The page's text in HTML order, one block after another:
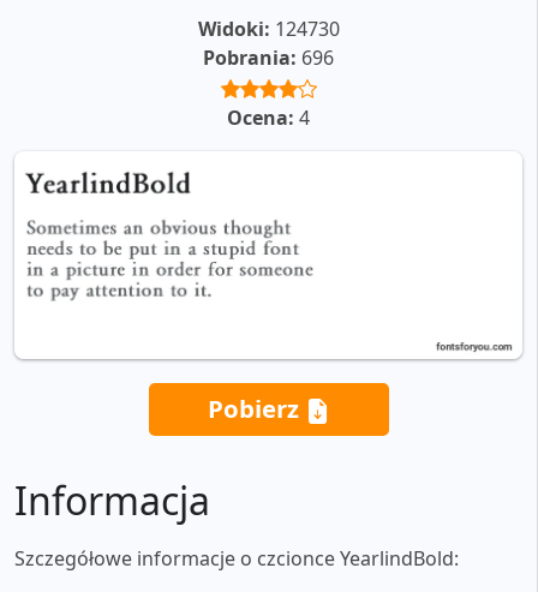
Widoki: 124730
Pobrania: 696
Ocena: 4
Pobierz
Informacja
Szczegółowe informacje o czcionce YearlindBold: